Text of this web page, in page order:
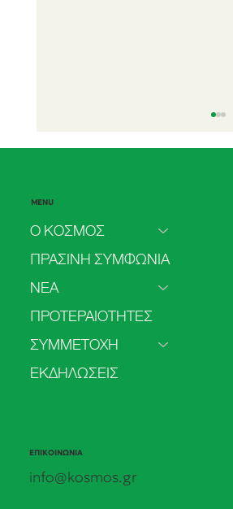
τα δεδομένα στις
Τα πρώτα
MENU
Ο ΚΟΣΜΟΣ
ΠΡΑΣΙΝΗ ΣΥΜΦΩΝΙΑ
ΝΕΑ
ΠΡΟΤΕΡΑΙΟΤΗΤΕΣ
ΣΥΜΜΕΤΟΧΗ
ΕΚΔΗΛΩΣΕΙΣ
ΕΠΙΚΟΙΝΩΝΙΑ
info@kosmos.gr